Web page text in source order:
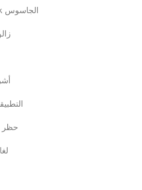
KakaoTalk الجاسوس
حظر